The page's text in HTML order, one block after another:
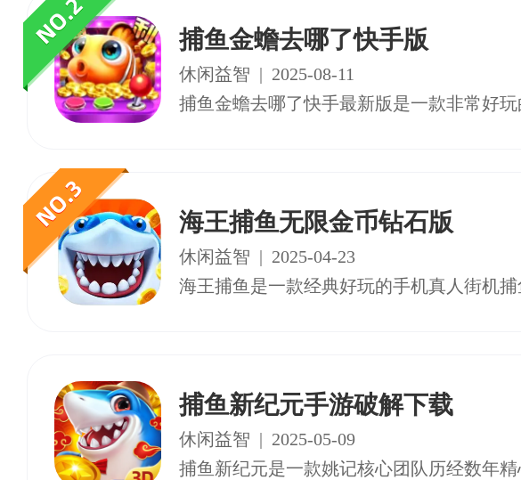
捕鱼金蟾去哪了快手版
休闲益智 | 2025-08-11
海王捕鱼无限金币钻石版
休闲益智 | 2025-04-23
捕鱼新纪元手游破解下载
休闲益智 | 2025-05-09